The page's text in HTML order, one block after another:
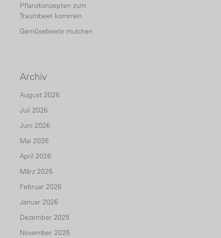
Pflanzkonzepten zum
Traumbeet kommen
Gemüsebeete mulchen
Archiv
August 2026
Juli 2026
Juni 2026
Mai 2026
April 2026
März 2026
Februar 2026
Januar 2026
Dezember 2025
November 2025